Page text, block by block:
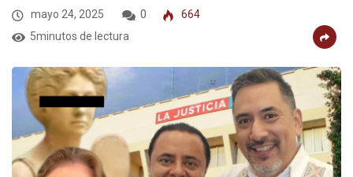
mayo 24, 2025 0
664
5minutos de lectura